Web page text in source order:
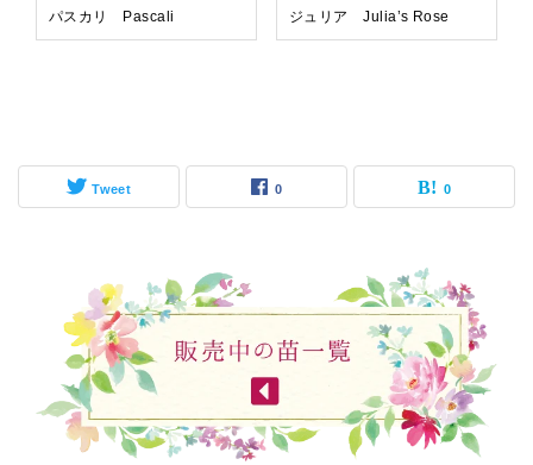
パスカリ Pascali ジュリア Julia’s Rose
Tweet 0 0